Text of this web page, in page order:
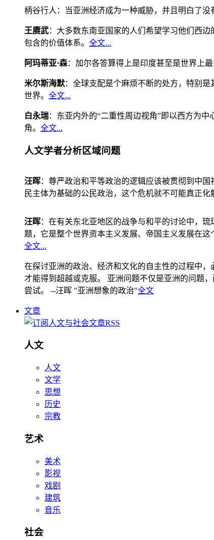
柄谷行人：当亚洲经济成为一种威胁，并且明白了没
王赓武：大多数东南亚国家的人们希望学习他们西
包含的价值体系。 全文...
阿玛蒂亚·森：加尔各答算得上是印度甚至是世界上
米尔斯海默：全球支配是个麻烦不断的处方，特别
世界。 全文...
白永瑞：东亚内外的“二重性周边视角”即以西方为
角。 全文...
人文学者分析区域问题
汪晖：尊严政治和平等政治的逻辑应该被贯彻到中
民主体为基础的公民政治，这个危机就不可能真正化
汪晖：在有关东北亚地区的战争与和平的讨论中，
题，它是整个世界资本主义发展、帝国主义发展在这
全文...
在探讨亚洲的政治、经济和文化的自主性的过程中
才能得到超越或克服。 亚洲问题不仅是亚洲的问题
尝试。 --汪晖 "亚洲想象的政治"全文
文章
人文
人文
文学
思想
历史
宗教
艺术
美术
影视
戏剧
建筑
音乐
社会